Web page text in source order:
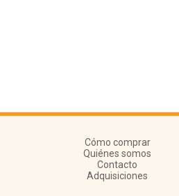
Cómo comprar
Quiénes somos
Contacto
Adquisiciones